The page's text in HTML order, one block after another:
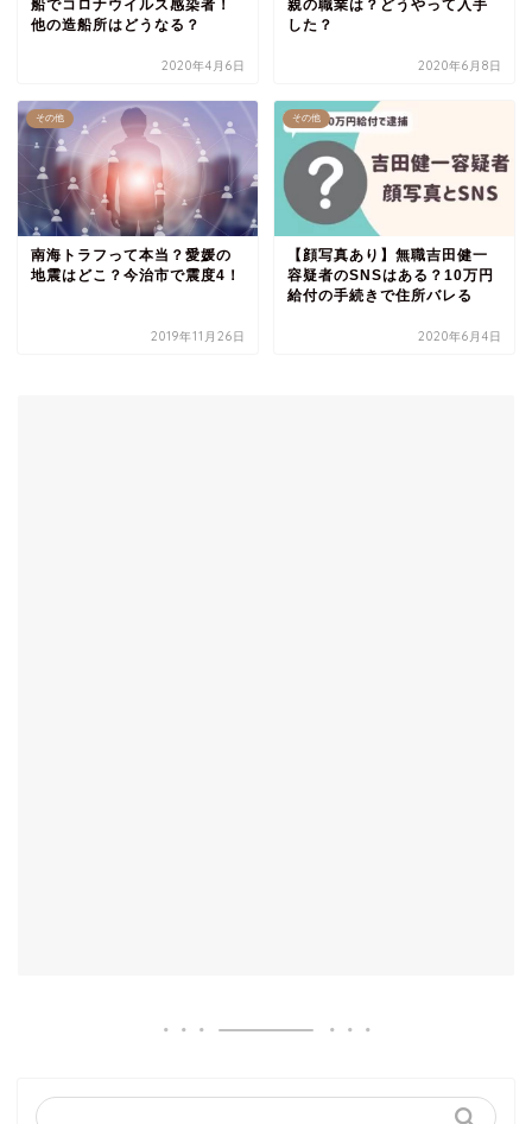
船でコロナウイルス感染者！
他の造船所はどうなる？
2020年4月6日
親の職業は？どうやって入手
した？
2020年6月8日
その他
南海トラフって本当？愛媛の
地震はどこ？今治市で震度4！
2019年11月26日
その他
【顔写真あり】無職吉田健一
容疑者のSNSはある？10万円
給付の手続きで住所バレる
2020年6月4日